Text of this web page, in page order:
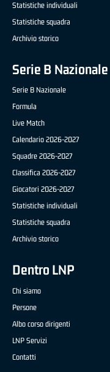
Statistiche individuali
Statistiche squadra
Archivio storico
Serie B Nazionale
Serie B Nazionale
Formula
Live Match
Calendario 2026-2027
Squadre 2026-2027
Classifica 2026-2027
Giocatori 2026-2027
Statistiche individuali
Statistiche squadra
Archivio storico
Dentro LNP
Chi siamo
Persone
Albo corso dirigenti
LNP Servizi
Contatti